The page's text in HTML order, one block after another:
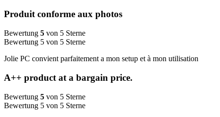
Produit conforme aux photos
Bewertung 5 von 5 Sterne
Bewertung 5 von 5 Sterne
Jolie PC convient parfaitement a mon setup et à mon utilisation
A++ product at a bargain price.
Bewertung 5 von 5 Sterne
Bewertung 5 von 5 Sterne